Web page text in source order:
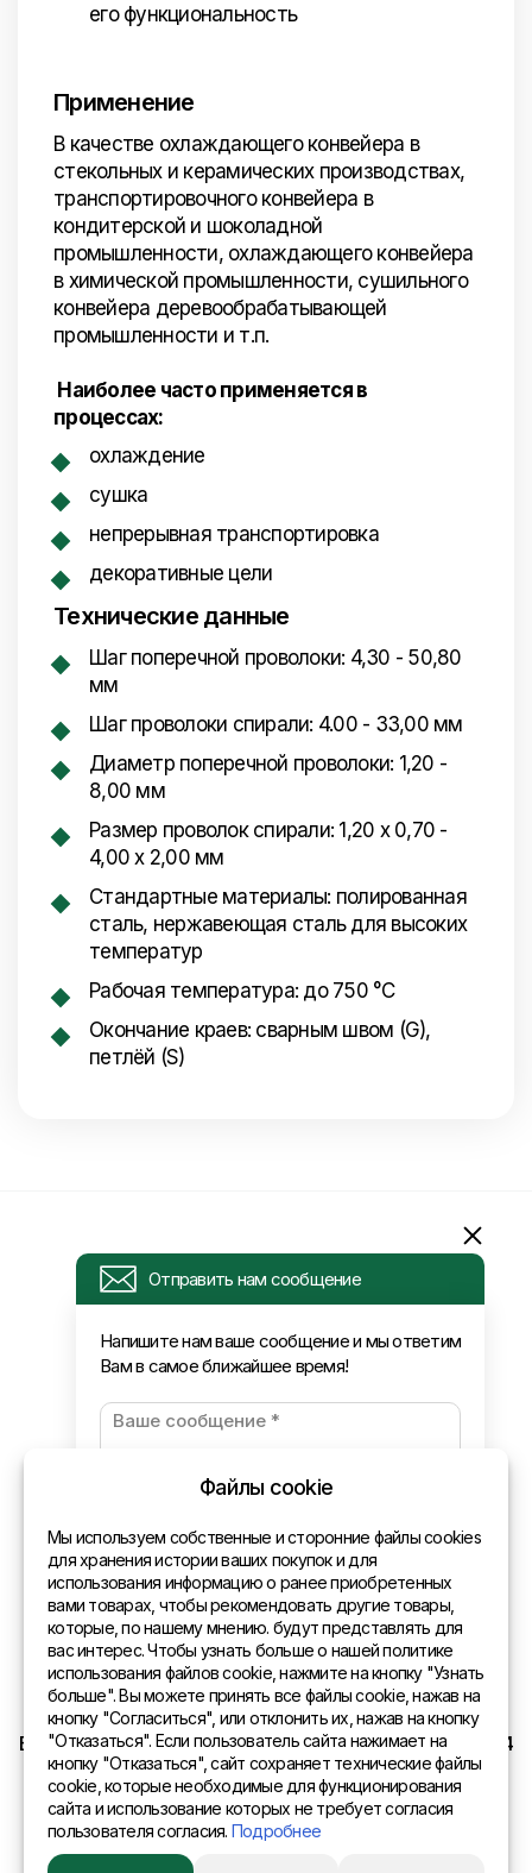
его функциональность
Применение
В качестве охлаждающего конвейера в
стекольных и керамических производствах,
транспортировочного конвейера в
кондитерской и шоколадной
промышленности, охлаждающего конвейера
в химической промышленности, сушильного
конвейера деревообрабатывающей
промышленности и т.п.
Наиболее часто применяется в
процессах:
охлаждение
сушка
непрерывная транспортировка
декоративные цели
Технические данные
Шаг поперечной проволоки: 4,30 - 50,80
мм
Шаг проволоки спирали: 4.00 - 33,00 мм
Диаметр поперечной проволоки: 1,20 -
8,00 мм
Размер проволок спирали: 1,20 x 0,70 -
4,00 x 2,00 мм
Стандартные материалы: полированная
сталь, нержавеющая сталь для высоких
температур
Рабочая температура: до 750 °C
Окончание краев: сварным швом (G),
петлёй (S)
Отправить нам сообщение
Напишите нам ваше сообщение и мы ответим
Вам в самое ближайшее время!
Информация
Запрос
Оплата и доставка
Политика конфиденциальности
Контакты
Общая информация
Представительства в мире
Адрес
EURO SITEX Latvia Daugavpils A.Pumpura iela 104b LV 5404
Файлы cookie
Мы используем собственные и сторонние файлы cookies
для хранения истории ваших покупок и для
использования информацию о ранее приобретенных
вами товарах, чтобы рекомендовать другие товары,
которые, по нашему мнению. будут представлять для
вас интерес. Чтобы узнать больше о нашей политике
использования файлов cookie, нажмите на кнопку "Узнать
больше". Вы можете принять все файлы cookie, нажав на
кнопку "Согласиться", или отклонить их, нажав на кнопку
"Отказаться". Если пользователь сайта нажимает на
кнопку "Отказаться", сайт сохраняет технические файлы
cookie, которые необходимые для функционирования
сайта и использование которых не требует согласия
пользователя согласия. Подробнее